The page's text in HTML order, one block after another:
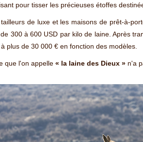
pour tisser les précieuses étoffes
tailleurs de luxe et les maisons de prêt-à-
300 à 600 USD par kilo de laine. Après
plus de 30 000 € en fonction des modèles.
que l'on appelle « la laine des Dieux » n'a